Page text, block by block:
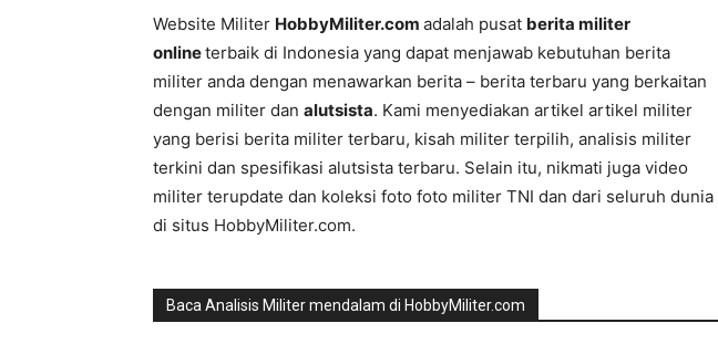
Website Militer HobbyMiliter.com adalah pusat berita militer
onlineterbaik di Indonesia yang dapat menjawab kebutuhan berita
militer anda dengan menawarkan berita – berita terbaru yang berkaitan
dengan militer dan alutsista. Kami menyediakan artikel artikel militer
yang berisi berita militer terbaru, kisah militer terpilih, analisis militer
terkini dan spesifikasi alutsista terbaru. Selain itu, nikmati juga video
militer terupdate dan koleksi foto foto militer TNI dan dari seluruh dunia
di situs HobbyMiliter.com.
Baca Analisis Militer mendalam di HobbyMiliter.com